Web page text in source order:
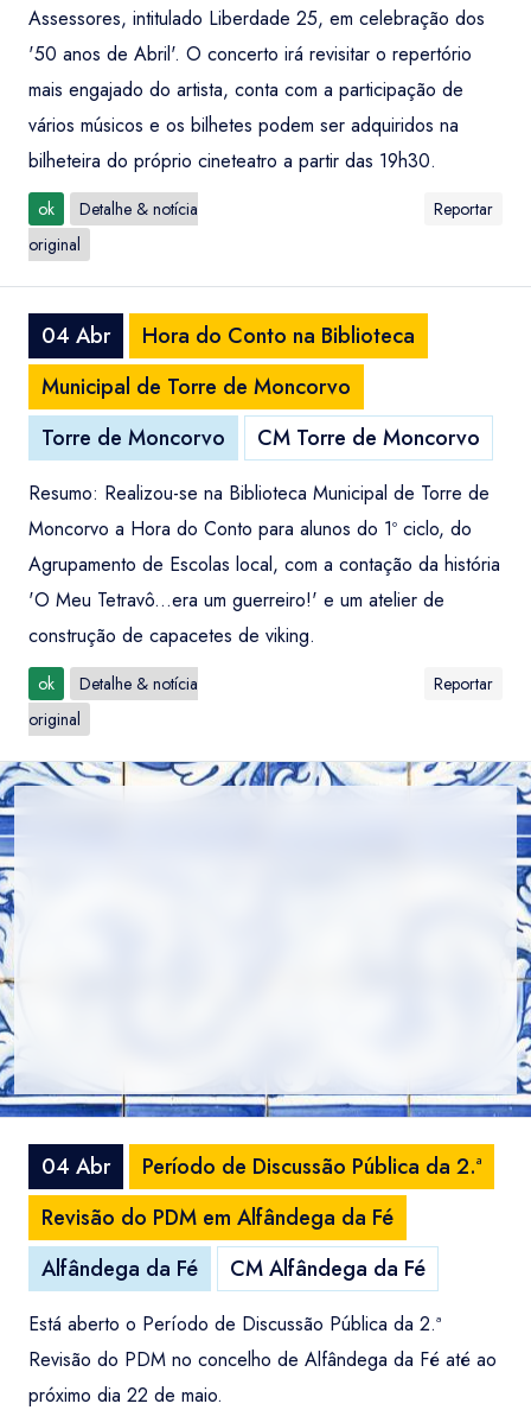
Assessores, intitulado Liberdade 25, em celebração dos
'50 anos de Abril'. O concerto irá revisitar o repertório
mais engajado do artista, conta com a participação de
vários músicos e os bilhetes podem ser adquiridos na
bilheteira do próprio cineteatro a partir das 19h30.
ok
Detalhe & notícia
original
Reportar
04 Abr
Hora do Conto na Biblioteca
Municipal de Torre de Moncorvo
Torre de Moncorvo
CM Torre de Moncorvo
Resumo: Realizou-se na Biblioteca Municipal de Torre de
Moncorvo a Hora do Conto para alunos do 1º ciclo, do
Agrupamento de Escolas local, com a contação da história
'O Meu Tetravô...era um guerreiro!' e um atelier de
construção de capacetes de viking.
ok
Detalhe & notícia
original
Reportar
04 Abr
Período de Discussão Pública da 2.ª
Revisão do PDM em Alfândega da Fé
Alfândega da Fé
CM Alfândega da Fé
Está aberto o Período de Discussão Pública da 2.ª
Revisão do PDM no concelho de Alfândega da Fé até ao
próximo dia 22 de maio.